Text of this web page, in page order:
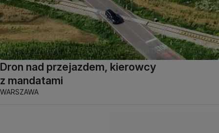
Dron nad przejazdem, kierowcy
z mandatami
WARSZAWA